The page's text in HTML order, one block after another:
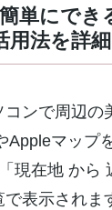
単にでき
用法を詳
ンで周辺
Appleマップ
現在地 から
表示されま